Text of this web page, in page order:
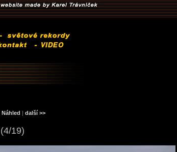
Náhled | další >>
(4/19)